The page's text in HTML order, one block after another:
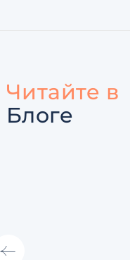
Читайте в
Блоге